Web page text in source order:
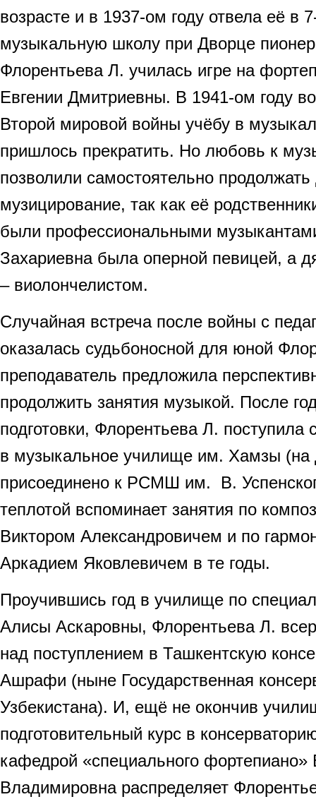
возрасте и в 1937-ом году отвела её в
музыкальную школу при Дворце
Флорентьева Л. училась игре на
Евгении Дмитриевны. В 1941-ом году
Второй мировой войны учёбу в
пришлось прекратить. Но любовь к
позволили самостоятельно
музицирование, так как её
были профессиональными
Захариевна была оперной певицей, а
– виолончелистом.
Случайная встреча после войны с
оказалась судьбоносной для юной
преподаватель предложила
продолжить занятия музыкой. После
подготовки, Флорентьева Л. поступила
в музыкальное училище им. Хамзы (на
присоединено к РСМШ им. В.
теплотой вспоминает занятия по
Виктором Александровичем и по
Аркадием Яковлевичем в те годы.
Проучившись год в училище по
Алисы Аскаровны, Флорентьева Л.
над поступлением в Ташкентскую
Ашрафи (ныне Государственная
Узбекистана). И, ещё не окончив
подготовительный курс в
кафедрой «специального
Владимировна распределяет